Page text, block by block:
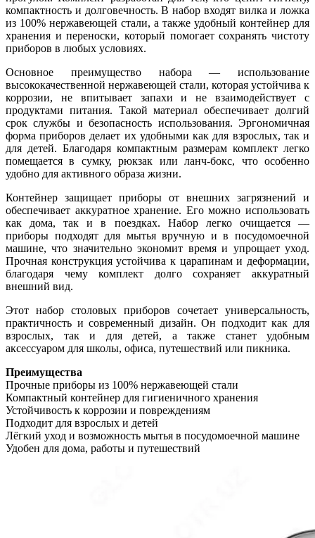
компактность и долговечность. В набор входят вилка и ложка
из 100% нержавеющей стали, а также удобный контейнер для
хранения и переноски, который помогает сохранять чистоту
приборов в любых условиях.
Основное преимущество набора — использование
высококачественной нержавеющей стали, которая устойчива к
коррозии, не впитывает запахи и не взаимодействует с
продуктами питания. Такой материал обеспечивает долгий
срок службы и безопасность использования. Эргономичная
форма приборов делает их удобными как для взрослых, так и
для детей. Благодаря компактным размерам комплект легко
помещается в сумку, рюкзак или ланч-бокс, что особенно
удобно для активного образа жизни.
Контейнер защищает приборы от внешних загрязнений и
обеспечивает аккуратное хранение. Его можно использовать
как дома, так и в поездках. Набор легко очищается —
приборы подходят для мытья вручную и в посудомоечной
машине, что значительно экономит время и упрощает уход.
Прочная конструкция устойчива к царапинам и деформации,
благодаря чему комплект долго сохраняет аккуратный
внешний вид.
Этот набор столовых приборов сочетает универсальность,
практичность и современный дизайн. Он подходит как для
взрослых, так и для детей, а также станет удобным
аксессуаром для школы, офиса, путешествий или пикника.
Преимущества
Прочные приборы из 100% нержавеющей стали
Компактный контейнер для гигиеничного хранения
Устойчивость к коррозии и повреждениям
Подходит для взрослых и детей
Лёгкий уход и возможность мытья в посудомоечной машине
Удобен для дома, работы и путешествий